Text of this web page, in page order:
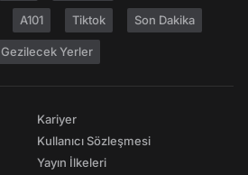
A101 Tiktok Son Dakika
Gezilecek Yerler
Kariyer
Kullanıcı Sözleşmesi
Yayın İlkeleri